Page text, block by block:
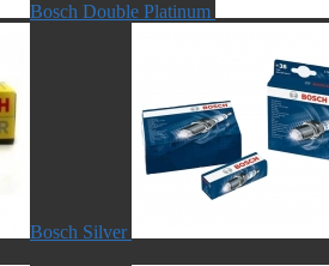
Bosch Double Platinum
Bosch Silver